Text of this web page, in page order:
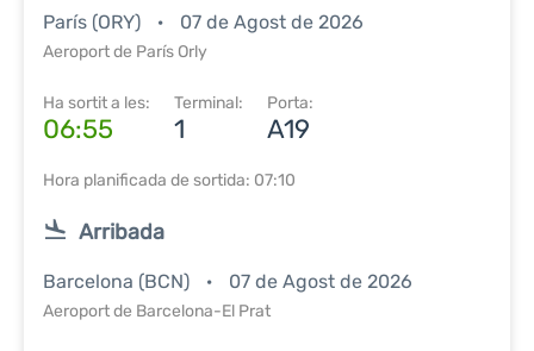
París (ORY) 07 de Agost de 2026
Aeroport de París Orly
Ha sortit a les:
06:55
Terminal:
1
Porta:
A19
Hora planificada de sortida: 07:10
Arribada
Barcelona (BCN) 07 de Agost de 2026
Aeroport de Barcelona-El Prat